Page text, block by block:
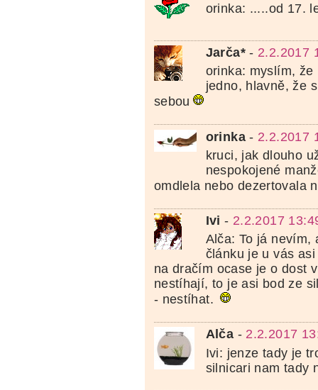
orinka: .....od 17.
Jarča*- 2.2.2017
orinka: myslím,
jedno, hlavně, že
sebou
orinka- 2.2.2017
kruci, jak dlouho
nespokojené
omdlela nebo dezertovala
Ivi - 2.2.2017
Alča: To já nevím,
článku je u vás
na dračím ocase je o dost
nestíhají, to je asi bod ze
- nestíhat.
Alča - 2.2.2017
Ivi: jenze tady je
silnicari nam tady